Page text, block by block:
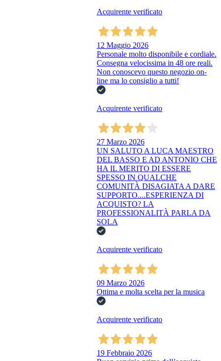
Acquirente verificato
12 Maggio 2026
Personale molto disponibile e cordiale.
Consegna velocissima in 48 ore reali.
Non conoscevo questo negozio on-
line ma lo consiglio a tutti!
Acquirente verificato
27 Marzo 2026
UN SALUTO A LUCA MAESTRO
DEL BASSO E AD ANTONIO CHE
HA IL MERITO DI ESSERE
SPESSO IN QUALCHE
COMUNITÀ DISAGIATA A DARE
SUPPORTO....ESPERIENZA DI
ACQUISTO? LA
PROFESSIONALITÀ PARLA DA
SOLA
Acquirente verificato
09 Marzo 2026
Ottima e molta scelta per la musica
Acquirente verificato
19 Febbraio 2026